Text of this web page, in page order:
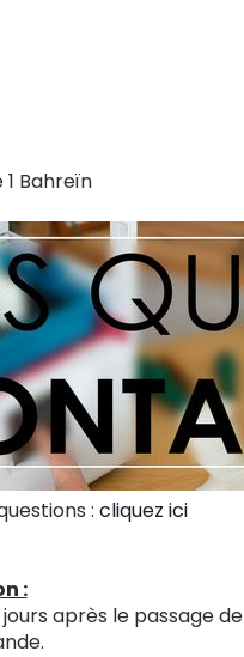
Bahreïn
: cliquez ici
:
après le passage de